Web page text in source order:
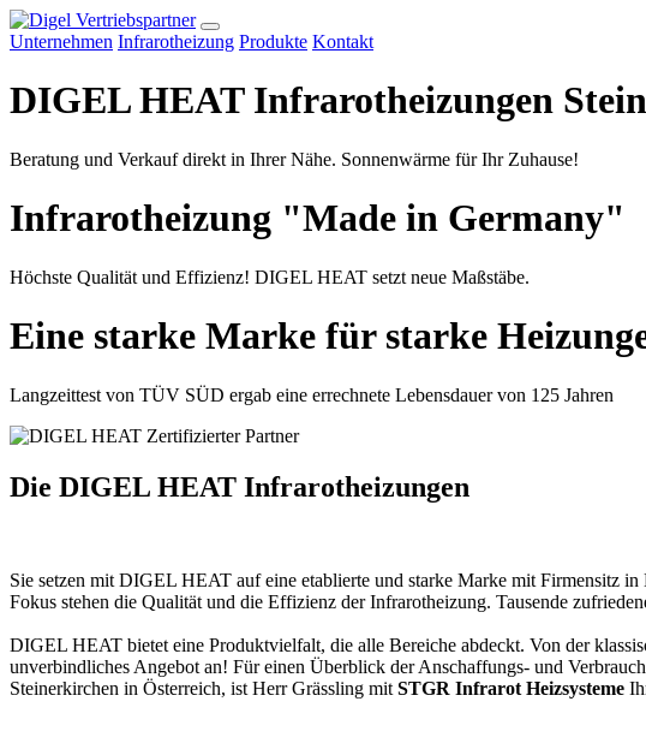
Unternehmen Infrarotheizung Produkte Kontakt
DIGEL HEAT Infrarotheizungen
Beratung und Verkauf direkt in Ihrer Nähe. Sonnenwärme für Ihr Zuhause!
Infrarotheizung "Made in Germany"
Höchste Qualität und Effizienz! DIGEL HEAT setzt neue Maßstäbe.
Eine starke Marke für starke
Langzeittest von TÜV SÜD ergab eine errechnete Lebensdauer von 125 Jahren
Die DIGEL HEAT Infrarotheizungen
Sie setzen mit DIGEL HEAT auf eine etablierte und starke Marke mit Firmensitz
Fokus stehen die Qualität und die Effizienz der Infrarotheizung. Tausende
DIGEL HEAT bietet eine Produktvielfalt, die alle Bereiche abdeckt. Von der
unverbindliches Angebot an! Für einen Überblick der Anschaffungs- und
Steinerkirchen in Österreich, ist Herr Grässling mitSTGR Infrarot Heizsysteme